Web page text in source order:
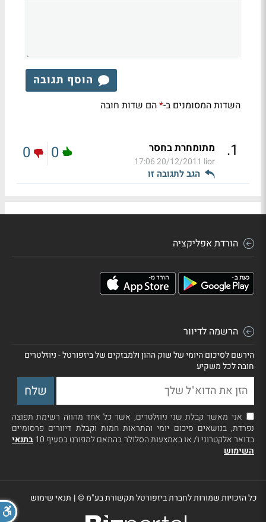
הוסף תגובה
השדות המסומנים ב-*הם שדות חובה
1
. מתומחרת בחסר
lior
20/12/2011 17:06
הגב לתגובה זו
0
0
הורדת אפליקציה
הרשמה לדיוור
הירשם לסיכום היומי של שוק ההון ולמבזקים של ביזפורטל - ניוזלטרים
חובה לכל משקיע
אני מאשר קבלת שני ניוזלטרים, אשר כל אחד מהווה רשימת תפוצה
נפרדת, בנושאים סיכום יומי והתראות חמות וקבלת דיוורים פרסומיים
בדואר אלקטרוני ו/ או באמצעות הסלולר בהתאם למפורט בסעיף 10
בתנאי
השימוש
כל הזכויות שמורות לחברת ביזפורטל תקשורת בע"מ ©| תנאי שימוש